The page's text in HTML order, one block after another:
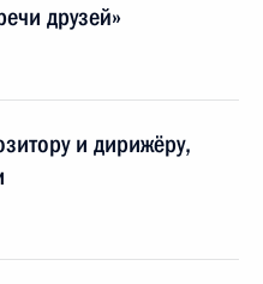
друзей»
и дирижёру,